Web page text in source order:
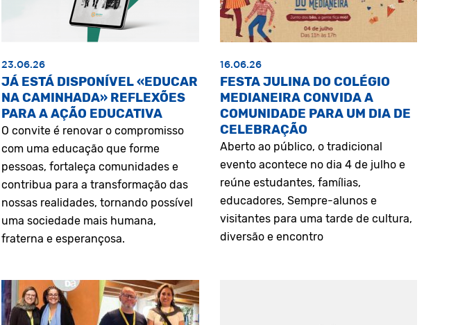
23.06.26
JÁ ESTÁ DISPONÍVEL «EDUCAR
NA CAMINHADA» REFLEXÕES
PARA A AÇÃO EDUCATIVA
O convite é renovar o compromisso
com uma educação que forme
pessoas, fortaleça comunidades e
contribua para a transformação das
nossas realidades, tornando possível
uma sociedade mais humana,
fraterna e esperançosa.
16.06.26
FESTA JULINA DO COLÉGIO
MEDIANEIRA CONVIDA A
COMUNIDADE PARA UM DIA DE
CELEBRAÇÃO
Aberto ao público, o tradicional
evento acontece no dia 4 de julho e
reúne estudantes, famílias,
educadores, Sempre-alunos e
visitantes para uma tarde de cultura,
diversão e encontro